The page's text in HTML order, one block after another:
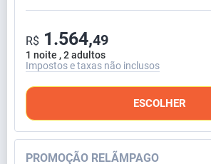
1 noite , 2 adultos
R$ 1.564,49
Impostos e taxas não inclusos
ESCOLHER
PROMOÇÃO RELÃMPAGO